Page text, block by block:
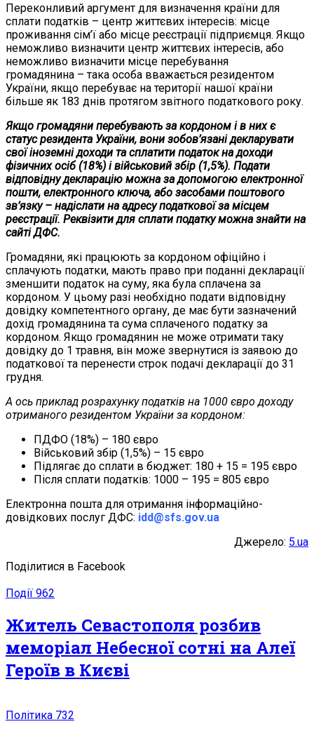
Переконливий аргумент для визначення країни для
сплати податків – центр життєвих інтересів: місце
проживання сім’ї або місце реєстрації підприємця. Якщо
неможливо визначити центр життєвих інтересів, або
неможливо визначити місце перебування
громадянина – така особа вважається резидентом
України, якщо перебуває на території нашої країни
більше як 183 днів протягом звітного податкового року.
Якщо громадяни перебувають за кордоном і в них є
статус резидента України, вони зобов’язані декларувати
свої іноземні доходи та сплатити податок на доходи
фізичних осіб (18%) і військовий збір (1,5%). Подати
відповідну декларацію можна за допомогою електронної
пошти, електронного ключа, або засобами поштового
зв’язку – надіслати на адресу податкової за місцем
реєстрації. Реквізити для сплати податку можна знайти на
сайті ДФС.
Громадяни, які працюють за кордоном офіційно і
сплачують податки, мають право при поданні декларації
зменшити податок на суму, яка була сплачена за
кордоном. У цьому разі необхідно подати відповідну
довідку компетентного органу, де має бути зазначений
дохід громадянина та сума сплаченого податку за
кордоном. Якщо громадянин не може отримати таку
довідку до 1 травня, він може звернутися із заявою до
податкової та перенести строк подачі декларації до 31
грудня.
А ось приклад розрахунку податків на 1000 євро доходу
отриманого резидентом України за кордоном:
ПДФО (18%) – 180 євро
Військовий збір (1,5%) – 15 євро
Підлягає до сплати в бюджет: 180 + 15 = 195 євро
Після сплати податків: 1000 – 195 = 805 євро
Електронна пошта для отримання інформаційно-
довідкових послуг ДФС: idd@sfs.gov.ua
Джерело: 5.ua
Поділитися в Facebook
Події 962
Житель Севастополя розбив
меморіал Небесної сотні на Алеї
Героїв в Києві
Політика 732